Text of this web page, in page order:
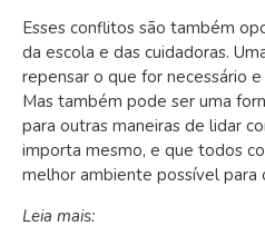
Esses conflitos são também
da escola e das cuidadoras.
repensar o que for necessário
Mas também pode ser uma
para outras maneiras de lidar
importa mesmo, e que todos
melhor ambiente possível para
Leia mais: